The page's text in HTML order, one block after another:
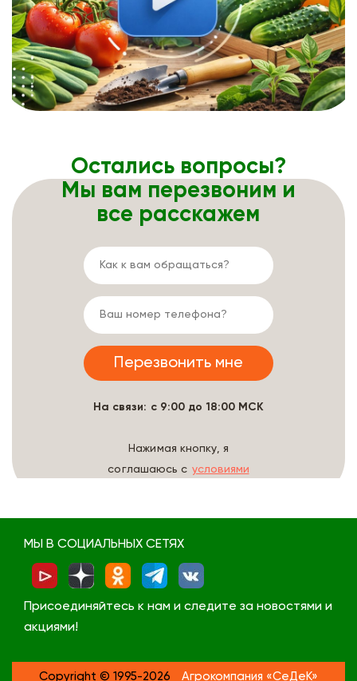
Остались вопросы?
Мы вам перезвоним и
все расскажем
На связи: с 9:00 до 18:00 МСК
Нажимая кнопку, я
соглашаюсь с условиями
МЫ В СОЦИАЛЬНЫХ СЕТЯХ
Присоединяйтесь к нам и следите за новостями и
акциями!
Copyright © 1995-2026 Агрокомпания «СеДеК»